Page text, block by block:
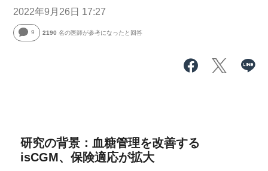
2022年9月26日 17:27
9 2190 名の医師が参考になったと回答
研究の背景：血糖管理を改善する
isCGM、保険適応が拡大